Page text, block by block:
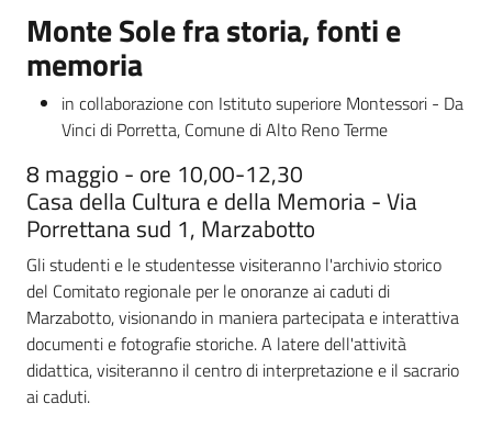
Mediateca
Giuseppe
Guglielmi
Seguici
su
Monte Sole fra storia, fonti e
memoria
in collaborazione con Istituto superiore Montessori - Da
Vinci di Porretta, Comune di Alto Reno Terme
8 maggio - ore 10,00-12,30
Casa della Cultura e della Memoria - Via
Porrettana sud 1, Marzabotto
Gli studenti e le studentesse visiteranno l'archivio storico
del Comitato regionale per le onoranze ai caduti di
Marzabotto, visionando in maniera partecipata e interattiva
documenti e fotografie storiche. A latere dell'attività
didattica, visiteranno il centro di interpretazione e il sacrario
ai caduti.